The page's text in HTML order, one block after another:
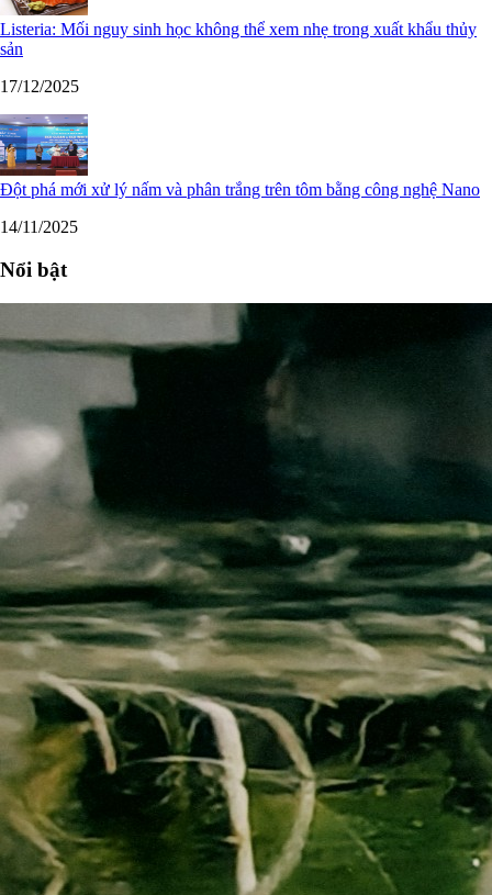
Listeria: Mối nguy sinh học không thể xem nhẹ trong xuất khẩu thủy
sản
17/12/2025
Đột phá mới xử lý nấm và phân trắng trên tôm bằng công nghệ Nano
14/11/2025
Nổi bật